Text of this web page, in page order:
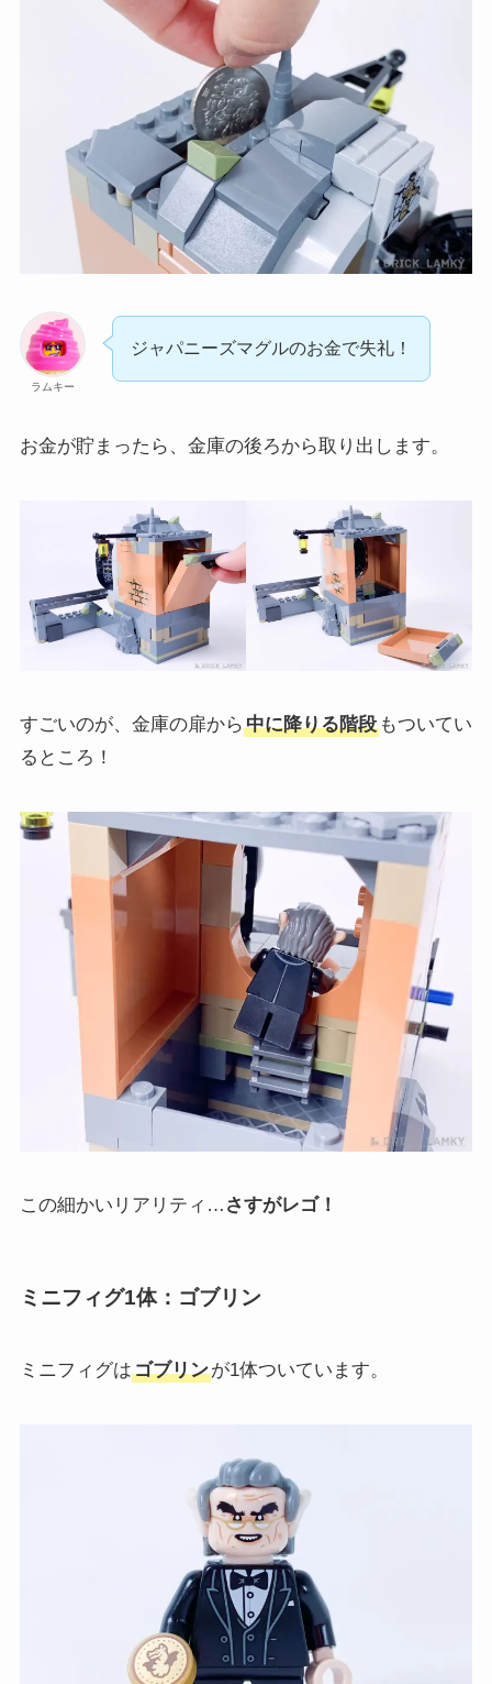
ラムキー
ジャパニーズマグルのお金で失礼！
お金が貯まったら、金庫の後ろから取り出します。
すごいのが、金庫の扉から 中に降りる階段もついてい
るところ！
この細かいリアリティ… さすがレゴ！
ミニフィグ1体：ゴブリン
ミニフィグはゴブリンが1体ついています。